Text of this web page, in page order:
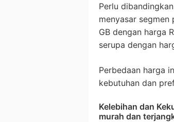
Perlu
menyasar
GB dengan harga
serupa dengan
Perbedaan harga
kebutuhan dan
Kelebihan dan
murah dan